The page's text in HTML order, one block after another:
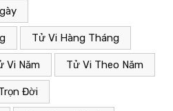
Tử Vi Hàng Tháng
Vi Năm Tử Vi Theo Năm
Đời